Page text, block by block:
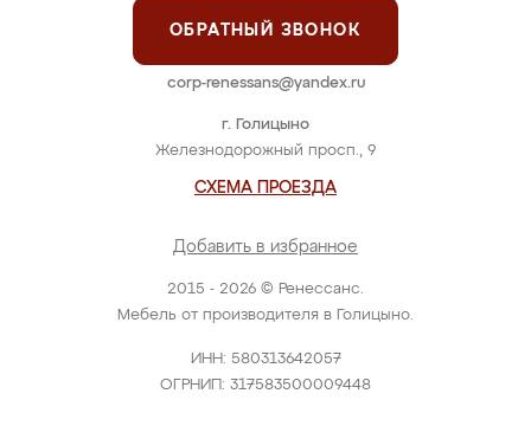
2015 - 2026 © Ренессанс.
Мебель от производителя в Голицыно.
ИНН: 580313642057
ОГРНИП: 317583500009448
г. Голицыно
Железнодорожный просп., 9
СХЕМА ПРОЕЗДА
Добавить в избранное
ОБРАТНЫЙ ЗВОНОК
corp-renessans@yandex.ru